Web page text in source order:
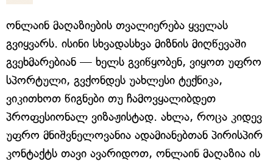
ონლაინ მაღაზიების თვალიერება ყველას
გვიყვარს. ისინი სხვადასხვა მიზნის მიღწევაში
გვეხმარებიან — ხელს გვიწყობენ, ვიყოთ უფრო
სპორტული, გვქონდეს უახლესი ტექნიკა,
ვიკითხოთ წიგნები თუ ჩამოვყალიბდეთ
პროფესიონალ ვიზაჟისტად. ახლა, როცა კიდევ
უფრო მნიშვნელოვანია ადამიანებთან პირისპირ
კონტაქტს თავი ავარიდოთ, ონლაინ მაღაზია ის